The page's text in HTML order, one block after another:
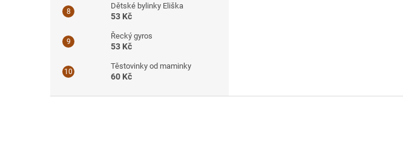
Dětské bylinky Eliška
53 Kč
Řecký gyros
53 Kč
Těstovinky od maminky
60 Kč